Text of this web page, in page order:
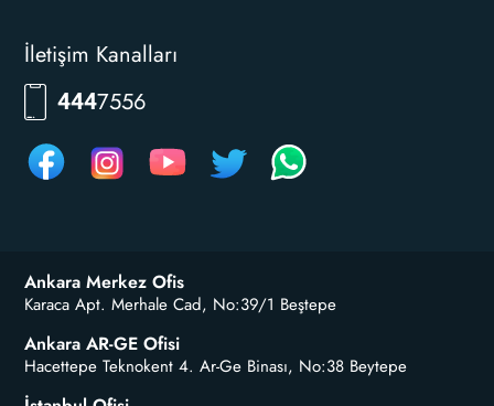
İletişim Kanalları
4447556
Ankara Merkez Ofis
Karaca Apt. Merhale Cad, No:39/1 Beştepe
Ankara AR-GE Ofisi
Hacettepe Teknokent 4. Ar-Ge Binası, No:38 Beytepe